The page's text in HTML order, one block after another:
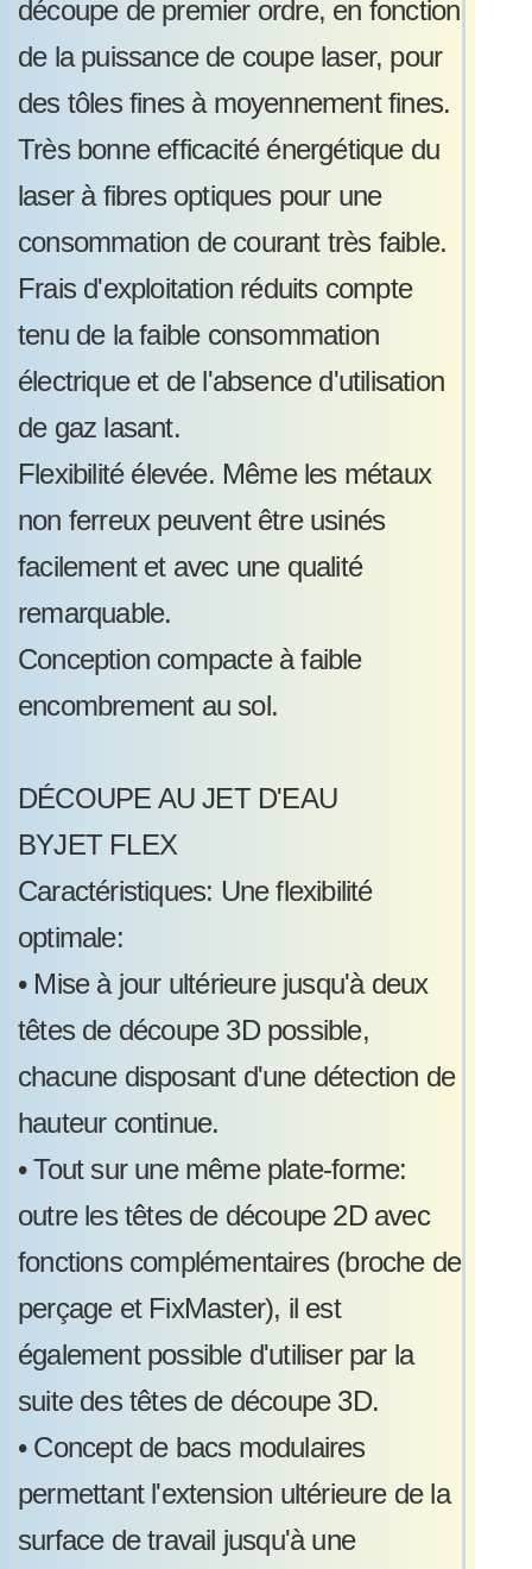
découpe de premier ordre, en fonction
de la puissance de coupe laser, pour
des tôles fines à moyennement fines.
Très bonne efficacité énergétique du
laser à fibres optiques pour une
consommation de courant très faible.
Frais d'exploitation réduits compte
tenu de la faible consommation
électrique et de l'absence d'utilisation
de gaz lasant.
Flexibilité élevée. Même les métaux
non ferreux peuvent être usinés
facilement et avec une qualité
remarquable.
Conception compacte à faible
encombrement au sol.
DÉCOUPE AU JET D'EAU
BYJET FLEX
Caractéristiques: Une flexibilité
optimale:
• Mise à jour ultérieure jusqu'à deux
têtes de découpe 3D possible,
chacune disposant d'une détection de
hauteur continue.
• Tout sur une même plate-forme:
outre les têtes de découpe 2D avec
fonctions complémentaires (broche de
perçage et FixMaster), il est
également possible d'utiliser par la
suite des têtes de découpe 3D.
• Concept de bacs modulaires
permettant l'extension ultérieure de la
surface de travail jusqu'à une